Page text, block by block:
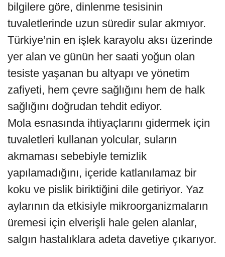
bilgilere göre, dinlenme tesisinin
tuvaletlerinde uzun süredir sular akmıyor.
Türkiye’nin en işlek karayolu aksı üzerinde
yer alan ve günün her saati yoğun olan
tesiste yaşanan bu altyapı ve yönetim
zafiyeti, hem çevre sağlığını hem de halk
sağlığını doğrudan tehdit ediyor.
​Mola esnasında ihtiyaçlarını gidermek için
tuvaletleri kullanan yolcular, suların
akmaması sebebiyle temizlik
yapılamadığını, içeride katlanılamaz bir
koku ve pislik biriktiğini dile getiriyor. Yaz
aylarının da etkisiyle mikroorganizmaların
üremesi için elverişli hale gelen alanlar,
salgın hastalıklara adeta davetiye çıkarıyor.